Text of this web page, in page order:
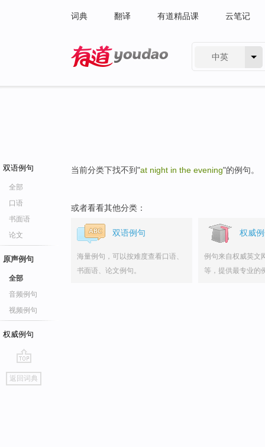
词典 翻译 有道精品课 云笔记
中英
双语例句
全部
口语
书面语
论文
原声例句
全部
音频例句
视频例句
权威例句
go
top
返回词典
当前分类下找不到"at night in the evening"的例句。
或者看看其他分类：
双语例句
海量例句，可以按难度查看口语、
书面语、论文例句。
权威
例句来自权威英文
等，提供最专业的